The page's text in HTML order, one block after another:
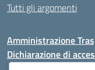
Tutti gli argomenti
Amministrazione
Dichiarazione di